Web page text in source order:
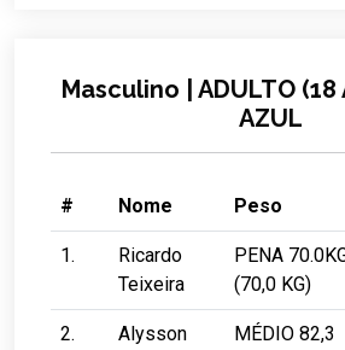
Masculino | ADULTO (18
AZUL
# Nome Peso
1.
Ricardo
Teixeira
PENA
(70,0 KG)
2.
Alysson
MÉDIO 82,3